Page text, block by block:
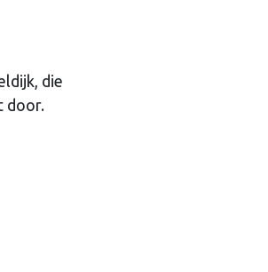
die
door.